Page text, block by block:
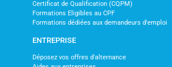
Certificat de Qualification (CQPM)
Formations Eligibles au CPF
Formations dédiées aux demandeurs d'emploi
ENTREPRISE
Déposez vos offres d'alternance